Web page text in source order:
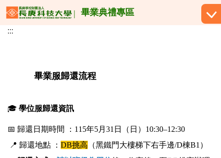
跳
到
主
畢業典禮專區
:::
畢業服歸還流程
🎓 學位服歸還資訊
📅 歸還日期時間 ：115年5月31日（日）10:30–12:30
📍 歸還地點 ： DB挑高 （黑鐵門大樓梯下右手邊/D棟B1）